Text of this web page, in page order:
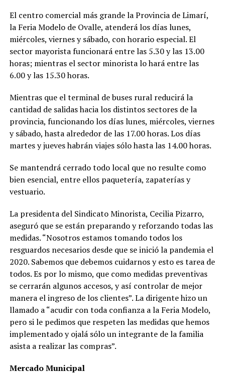
El centro comercial más grande la Provincia de Limarí,
la Feria Modelo de Ovalle, atenderá los días lunes,
miércoles, viernes y sábado, con horario especial. El
sector mayorista funcionará entre las 5.30 y las 13.00
horas; mientras el sector minorista lo hará entre las
6.00 y las 15.30 horas.
Mientras que el terminal de buses rural reducirá la
cantidad de salidas hacia los distintos sectores de la
provincia, funcionando los días lunes, miércoles, viernes
y sábado, hasta alrededor de las 17.00 horas. Los días
martes y jueves habrán viajes sólo hasta las 14.00 horas.
Se mantendrá cerrado todo local que no resulte como
bien esencial, entre ellos paquetería, zapaterías y
vestuario.
La presidenta del Sindicato Minorista, Cecilia Pizarro,
aseguró que se están preparando y reforzando todas las
medidas. “Nosotros estamos tomando todos los
resguardos necesarios desde que se inició la pandemia el
2020. Sabemos que debemos cuidarnos y esto es tarea de
todos. Es por lo mismo, que como medidas preventivas
se cerrarán algunos accesos, y así controlar de mejor
manera el ingreso de los clientes”. La dirigente hizo un
llamado a “acudir con toda confianza a la Feria Modelo,
pero si le pedimos que respeten las medidas que hemos
implementado y ojalá sólo un integrante de la familia
asista a realizar las compras”.
Mercado Municipal